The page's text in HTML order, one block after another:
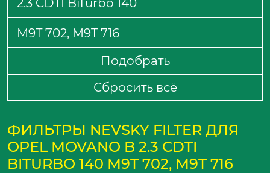
Подобрать
Сбросить всё
ФИЛЬТРЫ NEVSKY FILTER ДЛЯ
OPEL MOVANO B 2.3 CDTI
BITURBO 140 M9T 702, M9T 716